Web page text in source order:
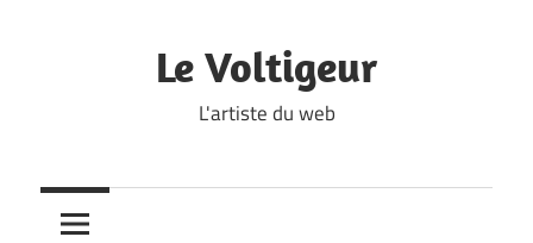
Le Voltigeur
L'artiste du web